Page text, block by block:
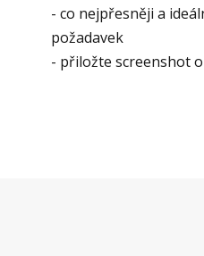
- co nejpřesněji a
požadavek
- přiložte screenshot